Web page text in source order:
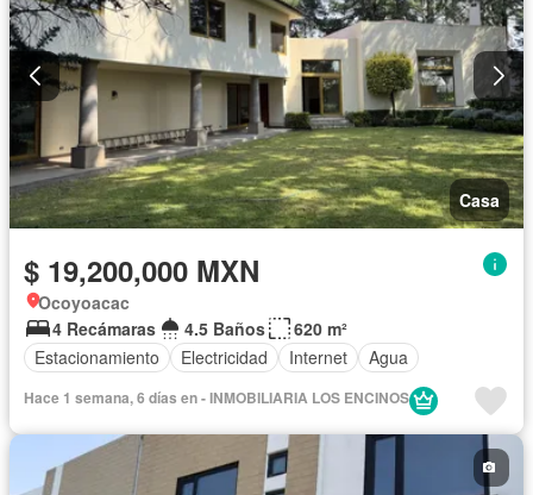
Casa
$ 19,200,000 MXN
Ocoyoacac
4 Recámaras
4.5 Baños
620 m²
Estacionamiento
Electricidad Internet Agua
Hace 1 semana, 6 días en - INMOBILIARIA LOS ENCINOS